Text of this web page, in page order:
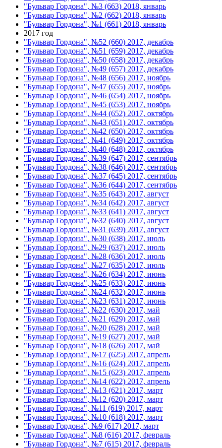
"Бульвар Гордона", №3 (663) 2018, январь
"Бульвар Гордона", №2 (662) 2018, январь
"Бульвар Гордона", №1 (661) 2018, январь
2017 год
"Бульвар Гордона", №52 (660) 2017, декабрь
"Бульвар Гордона", №51 (659) 2017, декабрь
"Бульвар Гордона", №50 (658) 2017, декабрь
"Бульвар Гордона", №49 (657) 2017, декабрь
"Бульвар Гордона", №48 (656) 2017, ноябрь
"Бульвар Гордона", №47 (655) 2017, ноябрь
"Бульвар Гордона", №46 (654) 2017, ноябрь
"Бульвар Гордона", №45 (653) 2017, ноябрь
"Бульвар Гордона", №44 (652) 2017, октябрь
"Бульвар Гордона", №43 (651) 2017, октябрь
"Бульвар Гордона", №42 (650) 2017, октябрь
"Бульвар Гордона", №41 (649) 2017, октябрь
"Бульвар Гордона", №40 (648) 2017, октябрь
"Бульвар Гордона", №39 (647) 2017, сентябрь
"Бульвар Гордона", №38 (646) 2017, сентябрь
"Бульвар Гордона", №37 (645) 2017, сентябрь
"Бульвар Гордона", №36 (644) 2017, сентябрь
"Бульвар Гордона", №35 (643) 2017, август
"Бульвар Гордона", №34 (642) 2017, август
"Бульвар Гордона", №33 (641) 2017, август
"Бульвар Гордона", №32 (640) 2017, август
"Бульвар Гордона", №31 (639) 2017, август
"Бульвар Гордона", №30 (638) 2017, июль
"Бульвар Гордона", №29 (637) 2017, июль
"Бульвар Гордона", №28 (636) 2017, июль
"Бульвар Гордона", №27 (635) 2017, июль
"Бульвар Гордона", №26 (634) 2017, июнь
"Бульвар Гордона", №25 (633) 2017, июнь
"Бульвар Гордона", №24 (632) 2017, июнь
"Бульвар Гордона", №23 (631) 2017, июнь
"Бульвар Гордона", №22 (630) 2017, май
"Бульвар Гордона", №21 (629) 2017, май
"Бульвар Гордона", №20 (628) 2017, май
"Бульвар Гордона", №19 (627) 2017, май
"Бульвар Гордона", №18 (626) 2017, май
"Бульвар Гордона", №17 (625) 2017, апрель
"Бульвар Гордона", №16 (624) 2017, апрель
"Бульвар Гордона", №15 (623) 2017, апрель
"Бульвар Гордона", №14 (622) 2017, апрель
"Бульвар Гордона", №13 (621) 2017, март
"Бульвар Гордона", №12 (620) 2017, март
"Бульвар Гордона", №11 (619) 2017, март
"Бульвар Гордона", №10 (618) 2017, март
"Бульвар Гордона", №9 (617) 2017, март
"Бульвар Гордона", №8 (616) 2017, февраль
"Бульвар Гордона", №7 (615) 2017, февраль